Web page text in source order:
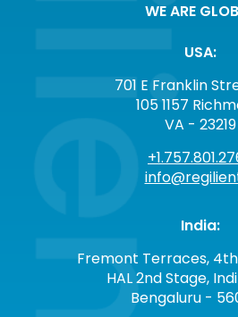
WE ARE
USA:
701 E Franklin
105 1157
VA - 23219
India:
Fremont Terraces,
HAL 2nd Stage,
Bengaluru -